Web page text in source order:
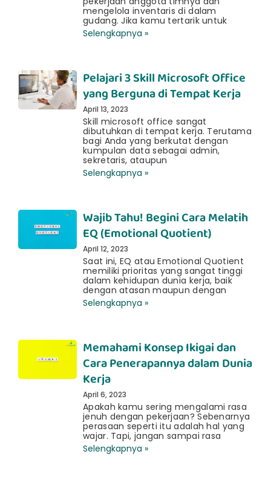
mengelola inventaris di dalam
gudang. Jika kamu tertarik untuk
Selengkapnya »
Pelajari 3 Skill Microsoft Office
yang Berguna di Tempat Kerja
April 13, 2023
Skill microsoft office sangat
dibutuhkan di tempat kerja. Terutama
bagi Anda yang berkutat dengan
kumpulan data sebagai admin,
sekretaris, ataupun
Selengkapnya »
Wajib Tahu! Begini Cara Melatih
EQ (Emotional Quotient)
April 12, 2023
Saat ini, EQ atau Emotional Quotient
memiliki prioritas yang sangat tinggi
dalam kehidupan dunia kerja, baik
dengan atasan maupun dengan
Selengkapnya »
Memahami Konsep Ikigai dan
Cara Penerapannya dalam Dunia
Kerja
April 6, 2023
Apakah kamu sering mengalami rasa
jenuh dengan pekerjaan? Sebenarnya
perasaan seperti itu adalah hal yang
wajar. Tapi, jangan sampai rasa
Selengkapnya »